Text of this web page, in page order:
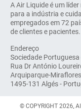
A Air Liquide é um
para a indústria e
empregados em 72
de clientes e pacientes.
Endereço
Sociedade
Rua Dr António
Arquiparque-Miraflores
1495-131 Algés -
© COPYRIGHT 2026,